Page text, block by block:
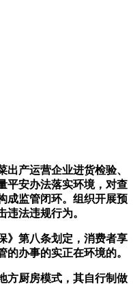
产运营企业进货检验、
平安办法落实环境，对查
成监管闭环。组织开展预
法违规行为。
第八条划定，消费者享
办事的实正在环境的。
厨房模式，其自行制做